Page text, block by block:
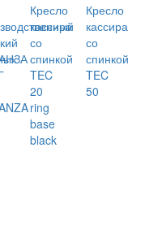
Кресло
кассира
со
спинкой
TEC
20
ring
base
black
Кресло
кассира
со
спинкой
TEC
50